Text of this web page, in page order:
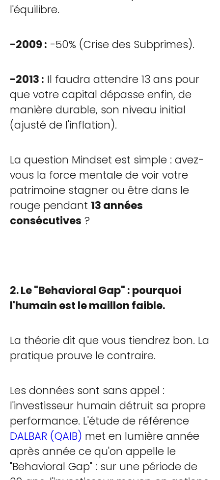
l'équilibre.
-2009 : -50% (Crise des Subprimes).
-2013 : Il faudra attendre 13 ans pour
que votre capital dépasse enfin, de
manière durable, son niveau initial
(ajusté de l'inflation).
La question Mindset est simple : avez-
vous la force mentale de voir votre
patrimoine stagner ou être dans le
rouge pendant 13 années
consécutives ?
2. Le "Behavioral Gap" : pourquoi
l'humain est le maillon faible.
La théorie dit que vous tiendrez bon. La
pratique prouve le contraire.
Les données sont sans appel :
l'investisseur humain détruit sa propre
performance. L'étude de référence
DALBAR (QAIB) met en lumière année
après année ce qu'on appelle le
"Behavioral Gap" : sur une période de